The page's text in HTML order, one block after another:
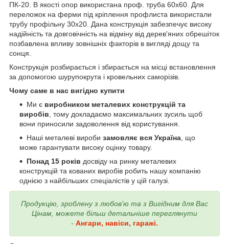
ПК-20. В якості опор використана проф. труба 60х60. Для
переложок на ферми під кріплення профлиста використали
трубу профільну 30х20. Дана конструкція забезпечує високу
надійність та довговічність на відміну від дерев'яних обрешіток
позбавлена впливу зовнішніх факторів в вигляді дощу та
сонця.
Конструкція розбирається і збирається на місці встановлення
за допомогою шурупокрута і кровельних саморізів.
Чому саме в нас вигідно купити
Ми є виробником металевих конструкцій та
виробів, тому докладаємо максимальних зусиль щоб
вони приносили задоволення від користування.
Наші металеві вироби замовляє вся Україна, що
може гарантувати високу оцінку товару.
Понад 15 років досвіду на ринку металевих
конструкцій та кованих виробів робить нашу компанію
однією з найбільших спеціалістів у цій галузі.
Продукцію, зроблену з любов'ю та з Вигідним для Вас
Цінам, можете більш детальніше переглянути
- Ангари, навіси, гаражі.